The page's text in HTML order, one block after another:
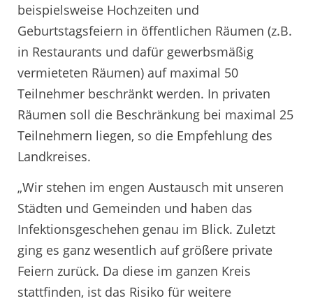
beispielsweise Hochzeiten und
Geburtstagsfeiern in öffentlichen Räumen (z.B.
in Restaurants und dafür gewerbsmäßig
vermieteten Räumen) auf maximal 50
Teilnehmer beschränkt werden. In privaten
Räumen soll die Beschränkung bei maximal 25
Teilnehmern liegen, so die Empfehlung des
Landkreises.
„Wir stehen im engen Austausch mit unseren
Städten und Gemeinden und haben das
Infektionsgeschehen genau im Blick. Zuletzt
ging es ganz wesentlich auf größere private
Feiern zurück. Da diese im ganzen Kreis
stattfinden, ist das Risiko für weitere